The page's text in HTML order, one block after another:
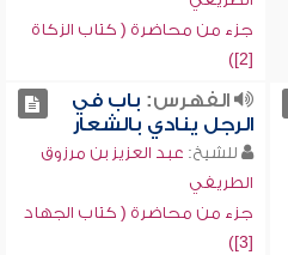
جزء من محاضرة ( كتاب الزكاة
[2])
الفهرس: باب في
الرجل ينادي بالشعار
للشيخ: عبد العزيز بن مرزوق
الطريفي
جزء من محاضرة ( كتاب الجهاد
[3])